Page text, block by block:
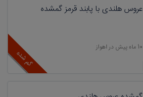
گم شده
عروس هلندی با پابند قرمز گمشده
10 ماه پیش در اهواز